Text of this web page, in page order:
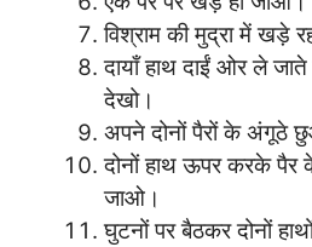
विश्राम की मुद्रा में खड़े
दायाँ हाथ दाईं ओर ले
देखो।
अपने दोनों पैरों के अंगूठे
दोनों हाथ ऊपर करके पैर
जाओ।
घुटनों पर बैठकर दोनों